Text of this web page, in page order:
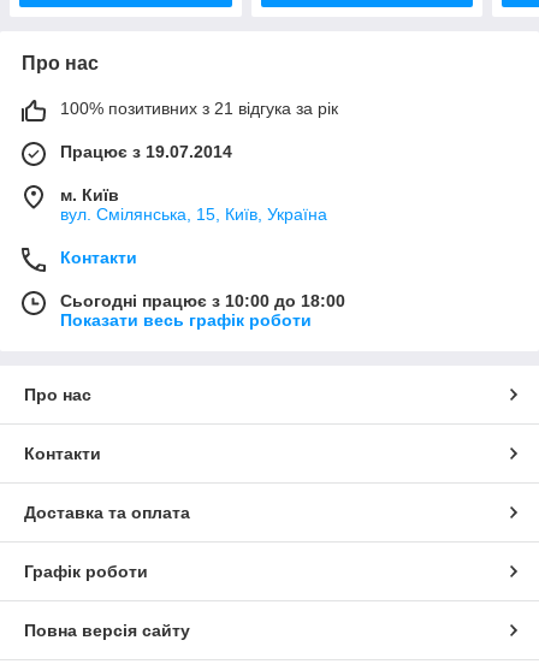
Про нас
100% позитивних з 21 відгука за рік
Працює з 19.07.2014
м. Київ
вул. Смілянська, 15, Київ, Україна
Контакти
Сьогодні працює з 10:00 до 18:00
Показати весь графік роботи
Про нас
Контакти
Доставка та оплата
Графік роботи
Повна версія сайту